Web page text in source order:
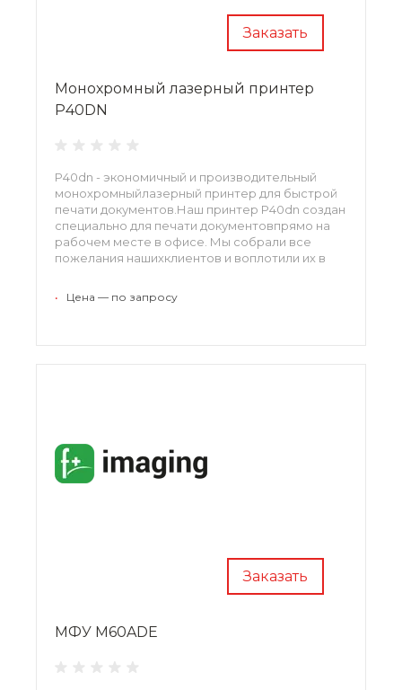
Заказать
Монохромный лазерный принтер
P40DN
P40dn - экономичный и производительный
монохромныйлазерный принтер для быстрой
печати документов.Наш принтер P40dn создан
специально для печати документовпрямо на
рабочем месте в офисе. Мы собрали все
пожелания нашихклиентов и воплотили их в
чтобыне тормозить при печати больших
• Цена — по запросу
Заказать
МФУ M60ADE